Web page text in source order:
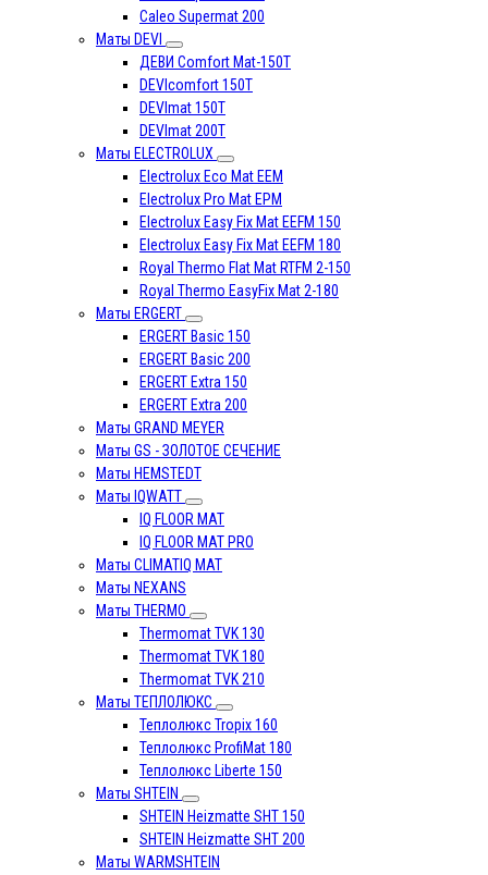
Caleo Supermat 200
Маты DEVI
ДЕВИ Comfort Mat-150T
DEVIcomfort 150T
DEVImat 150T
DEVImat 200T
Маты ELECTROLUX
Electrolux Eco Mat EЕM
Electrolux Pro Mat EPM
Electrolux Easy Fix Mat EEFM 150
Electrolux Easy Fix Mat EEFM 180
Royal Thermo Flat Mat RTFM 2-150
Royal Thermo EasyFix Mat 2-180
Маты ERGERT
ERGERT Basic 150
ERGERT Basic 200
ERGERT Extra 150
ERGERT Extra 200
Маты GRAND MEYER
Маты GS - ЗОЛОТОЕ СЕЧЕНИЕ
Маты HEMSTEDT
Маты IQWATT
IQ FLOOR MAT
IQ FLOOR MAT PRO
Маты CLIMATIQ MAT
Маты NEXANS
Маты THERMO
Thermomat TVK 130
Thermomat TVK 180
Thermomat TVK 210
Маты ТЕПЛОЛЮКС
Теплолюкс Tropix 160
Теплолюкс ProfiMat 180
Теплолюкс Liberte 150
Маты SHTEIN
SHTEIN Heizmatte SHT 150
SHTEIN Heizmatte SHT 200
Маты WARMSHTEIN